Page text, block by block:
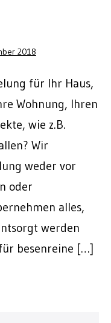
2018
für Ihr Haus,
Wohnung, Ihren
wie z.B.
Wir
weder vor
oder
alles,
werden
besenreine […]